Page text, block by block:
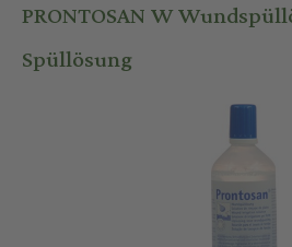
PRONTOSAN W
Spüllösung